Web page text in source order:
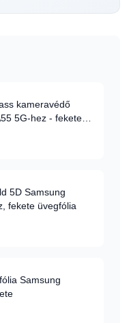
kameravédő
5G-hez - fekete
5D Samsung
fekete üvegfólia
Samsung